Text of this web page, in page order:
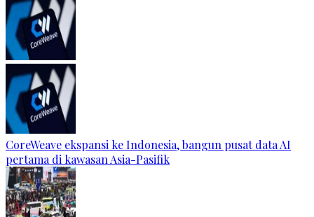
CoreWeave ekspansi ke Indonesia, bangun pusat data AI
pertama di kawasan Asia-Pasifik